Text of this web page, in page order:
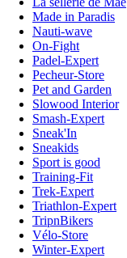
Made in Paradis
Nauti-wave
On-Fight
Padel-Expert
Pecheur-Store
Pet and Garden
Slowood Interior
Smash-Expert
Sneak'In
Sneakids
Sport is good
Training-Fit
Trek-Expert
Triathlon-Expert
TripnBikers
Vélo-Store
Winter-Expert